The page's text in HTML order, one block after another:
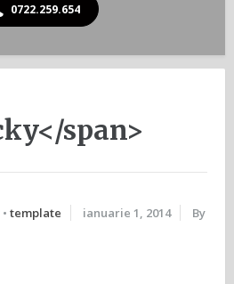
0722.259.654
span>
• template ianuarie 1, 2014
By